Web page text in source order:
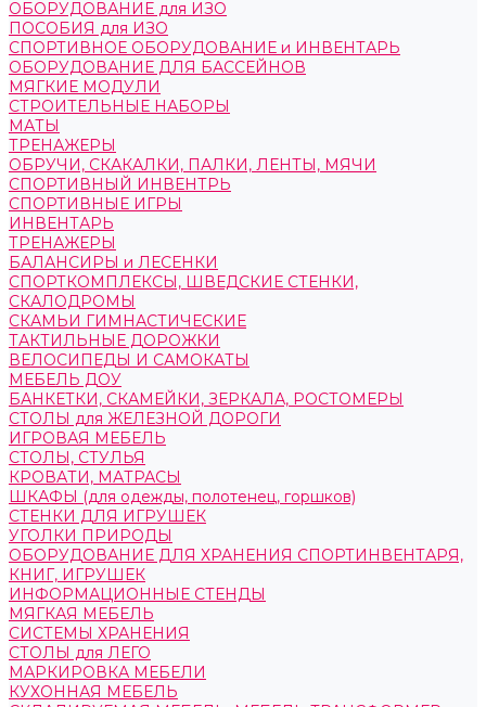
ОБОРУДОВАНИЕ для ИЗО
ПОСОБИЯ для ИЗО
СПОРТИВНОЕ ОБОРУДОВАНИЕ и ИНВЕНТАРЬ
ОБОРУДОВАНИЕ ДЛЯ БАССЕЙНОВ
МЯГКИЕ МОДУЛИ
СТРОИТЕЛЬНЫЕ НАБОРЫ
МАТЫ
ТРЕНАЖЕРЫ
ОБРУЧИ, СКАКАЛКИ, ПАЛКИ, ЛЕНТЫ, МЯЧИ
СПОРТИВНЫЙ ИНВЕНТРЬ
СПОРТИВНЫЕ ИГРЫ
ИНВЕНТАРЬ
ТРЕНАЖЕРЫ
БАЛАНСИРЫ и ЛЕСЕНКИ
СПОРТКОМПЛЕКСЫ, ШВЕДСКИЕ СТЕНКИ,
СКАЛОДРОМЫ
СКАМЬИ ГИМНАСТИЧЕСКИЕ
ТАКТИЛЬНЫЕ ДОРОЖКИ
ВЕЛОСИПЕДЫ И САМОКАТЫ
МЕБЕЛЬ ДОУ
БАНКЕТКИ, СКАМЕЙКИ, ЗЕРКАЛА, РОСТОМЕРЫ
СТОЛЫ для ЖЕЛЕЗНОЙ ДОРОГИ
ИГРОВАЯ МЕБЕЛЬ
СТОЛЫ, СТУЛЬЯ
КРОВАТИ, МАТРАСЫ
ШКАФЫ (для одежды, полотенец, горшков)
СТЕНКИ ДЛЯ ИГРУШЕК
УГОЛКИ ПРИРОДЫ
ОБОРУДОВАНИЕ ДЛЯ ХРАНЕНИЯ СПОРТИНВЕНТАРЯ,
КНИГ, ИГРУШЕК
ИНФОРМАЦИОННЫЕ СТЕНДЫ
МЯГКАЯ МЕБЕЛЬ
СИСТЕМЫ ХРАНЕНИЯ
СТОЛЫ для ЛЕГО
МАРКИРОВКА МЕБЕЛИ
КУХОННАЯ МЕБЕЛЬ